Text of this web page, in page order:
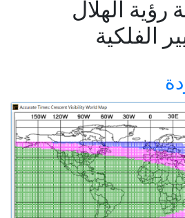
رؤية الهلال
الفلكية